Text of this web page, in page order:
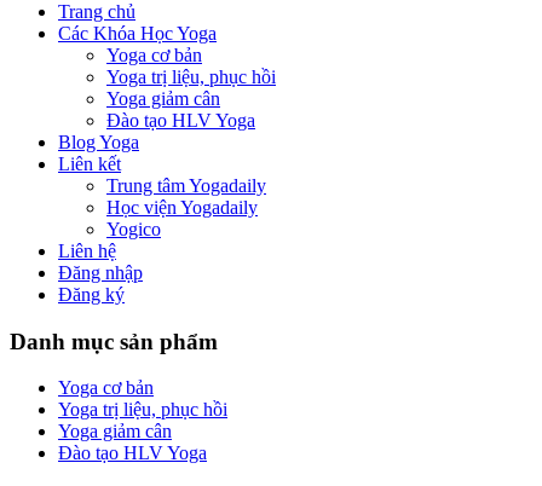
Trang chủ
Các Khóa Học Yoga
Yoga cơ bản
Yoga trị liệu, phục hồi
Yoga giảm cân
Đào tạo HLV Yoga
Blog Yoga
Liên kết
Trung tâm Yogadaily
Học viện Yogadaily
Yogico
Liên hệ
Đăng nhập
Đăng ký
Danh mục sản phẩm
Yoga cơ bản
Yoga trị liệu, phục hồi
Yoga giảm cân
Đào tạo HLV Yoga